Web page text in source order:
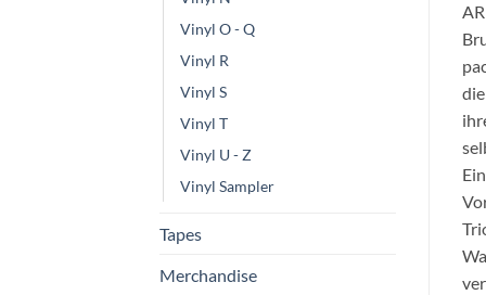
Vinyl O - Q
Vinyl R
Vinyl S
Vinyl T
Vinyl U - Z
Vinyl Sampler
Tapes
Merchandise